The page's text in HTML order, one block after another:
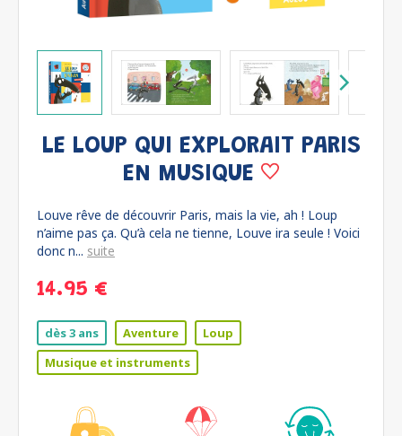
LE LOUP QUI EXPLORAIT PARIS
EN MUSIQUE
Louve rêve de découvrir Paris, mais la vie, ah ! Loup
n’aime pas ça. Qu’à cela ne tienne, Louve ira seule ! Voici
donc n... suite
14.95 €
dès 3 ans Aventure
Loup
Musique et instruments